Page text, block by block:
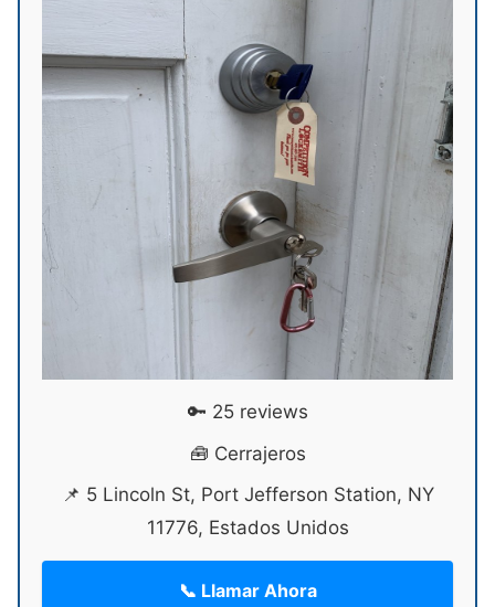
🔑 25 reviews
🧰 Cerrajeros
📌 5 Lincoln St, Port Jefferson Station, NY
11776, Estados Unidos
📞 Llamar Ahora